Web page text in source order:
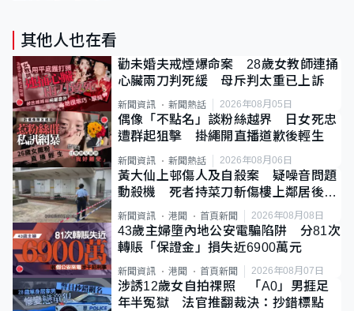
其他人也在看
勸未婚夫戒煙爆命案 28歲女教師連捅
心臟兩刀判死緩 母斥判太重已上訴
新聞資訊 新聞熱話 2026年08月05日
偶像「不點名」談粉絲越界 日女死忠
遭群起狙擊 掛繩開直播道歉後輕生
新聞資訊 新聞熱話 2026年08月06日
黃大仙上邨傷人及自殺案 疑噪音問題
動殺機 死者持菜刀斬傷樓上鄰居後墮
斃
新聞資訊 港聞 首頁新聞 2026年08月08日
43歲主婦墮內地公安電騙陷阱 分81次
轉賬「保證金」損失近6900萬元
新聞資訊 港聞 首頁新聞 2026年08月07日
涉誘12歲女自拍祼照 「A0」男捱足
年半冤獄 法官推翻裁決：抄錯標點